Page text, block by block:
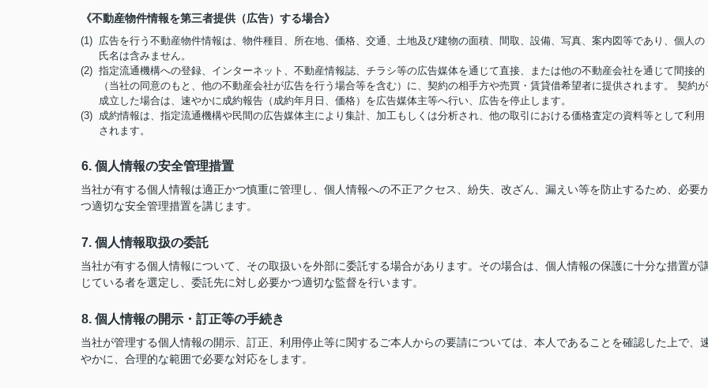
《不動産物件情報を第三者提供（広告）する場合》
(1) 広告を行う不動産物件情報は、物件種目、所在地、価格、交通、土地及び建物の面積、間取、設備、写真、案内図等であり、個人の
氏名は含みません。
(2) 指定流通機構への登録、インターネット、不動産情報誌、チラシ等の広告媒体を通じて直接、または他の不動産会社を通じて間接的
（当社の同意のもと、他の不動産会社が広告を行う場合等を含む）に、契約の相手方や売買・賃貸借希望者に提供されます。 契約が
成立した場合は、速やかに成約報告（成約年月日、価格）を広告媒体主等へ行い、広告を停止します。
(3) 成約情報は、指定流通機構や民間の広告媒体主により集計、加工もしくは分析され、他の取引における価格査定の資料等として利用
されます。
6. 個人情報の安全管理措置
当社が有する個人情報は適正かつ慎重に管理し、個人情報への不正アクセス、紛失、改ざん、漏えい等を防止するため、必要
つ適切な安全管理措置を講じます。
7. 個人情報取扱の委託
当社が有する個人情報について、その取扱いを外部に委託する場合があります。その場合は、個人情報の保護に十分な措置が
じている者を選定し、委託先に対し必要かつ適切な監督を行います。
8. 個人情報の開示・訂正等の手続き
当社が管理する個人情報の開示、訂正、利用停止等に関するご本人からの要請については、本人であることを確認した上で、
やかに、合理的な範囲で必要な対応をします。